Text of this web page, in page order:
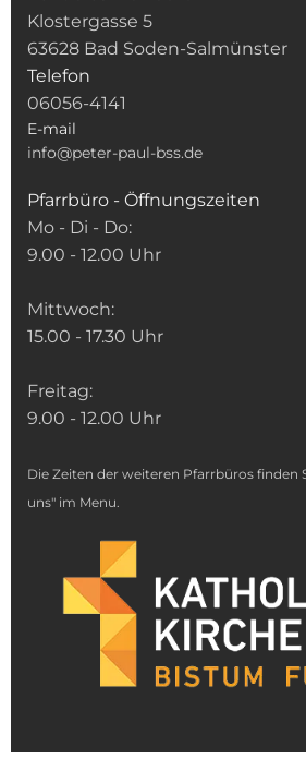
Klostergasse 5
63628 Bad Soden-Salmünster
Telefon
06056-4141
E-mail
info@peter-paul-bss.de
Pfarrbüro - Öffnungszeiten
Mo - Di - Do:
9.00 - 12.00 Uhr
Mittwoch:
15.00 - 17.30 Uhr
Freitag:
9.00 - 12.00 Uhr
Die Zeiten der weiteren Pfarrbüros finden
uns" im Menu.